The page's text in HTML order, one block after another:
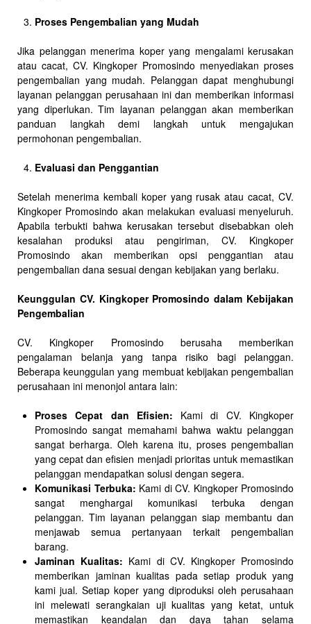
Proses Pengembalian yang Mudah
Jika pelanggan menerima koper yang mengalami kerusakan
atau cacat, CV. Kingkoper Promosindo menyediakan proses
pengembalian yang mudah. Pelanggan dapat menghubungi
layanan pelanggan perusahaan ini dan memberikan informasi
yang diperlukan. Tim layanan pelanggan akan memberikan
panduan langkah demi langkah untuk mengajukan
permohonan pengembalian.
Evaluasi dan Penggantian
Setelah menerima kembali koper yang rusak atau cacat, CV.
Kingkoper Promosindo akan melakukan evaluasi menyeluruh.
Apabila terbukti bahwa kerusakan tersebut disebabkan oleh
kesalahan produksi atau pengiriman, CV. Kingkoper
Promosindo akan memberikan opsi penggantian atau
pengembalian dana sesuai dengan kebijakan yang berlaku.
Keunggulan CV. Kingkoper Promosindo dalam Kebijakan
Pengembalian
CV. Kingkoper Promosindo berusaha memberikan
pengalaman belanja yang tanpa risiko bagi pelanggan.
Beberapa keunggulan yang membuat kebijakan pengembalian
perusahaan ini menonjol antara lain:
Proses Cepat dan Efisien: Kami di CV. Kingkoper
Promosindo sangat memahami bahwa waktu pelanggan
sangat berharga. Oleh karena itu, proses pengembalian
yang cepat dan efisien menjadi prioritas untuk memastikan
pelanggan mendapatkan solusi dengan segera.
Komunikasi Terbuka: Kami di CV. Kingkoper Promosindo
sangat menghargai komunikasi terbuka dengan
pelanggan. Tim layanan pelanggan siap membantu dan
menjawab semua pertanyaan terkait pengembalian
barang.
Jaminan Kualitas: Kami di CV. Kingkoper Promosindo
memberikan jaminan kualitas pada setiap produk yang
kami jual. Setiap koper yang diproduksi oleh perusahaan
ini melewati serangkaian uji kualitas yang ketat, untuk
memastikan keandalan dan daya tahan selama